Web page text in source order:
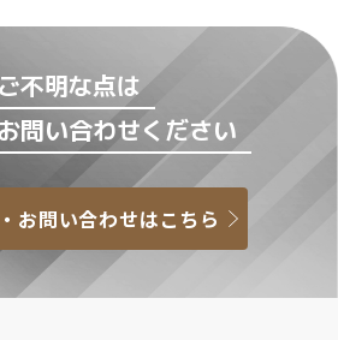
ご不明な点は
問い合わせください
お問い合わせはこちら